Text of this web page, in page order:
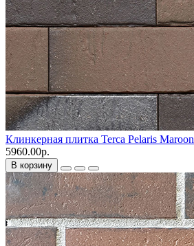
Клинкерная плитка Terca Pelaris Maroon
5960.00р.
В корзину